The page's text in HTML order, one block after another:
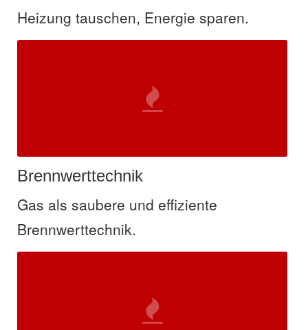
Heizung tauschen, Energie sparen.
Brennwerttechnik
Gas als saubere und effiziente
Brennwerttechnik.